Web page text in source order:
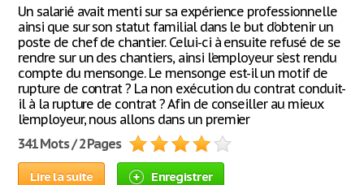
Un salarié avait menti sur sa expérience professionnelle
ainsi que sur son statut familial dans le but d’obtenir un
poste de chef de chantier. Celui-ci à ensuite refusé de se
rendre sur un des chantiers, ainsi l’employeur s’est rendu
compte du mensonge. Le mensonge est-il un motif de
rupture de contrat ? La non exécution du contrat conduit-
il à la rupture de contrat ? Afin de conseiller au mieux
l’employeur, nous allons dans un premier
341 Mots / 2 Pages
Lire la suite Enregistrer